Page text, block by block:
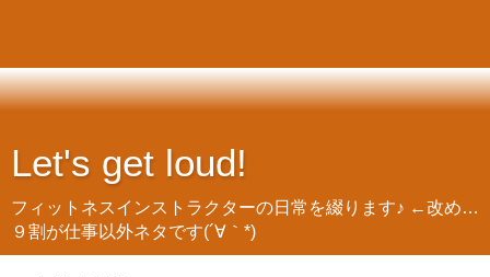
Let's get loud!
フィットネスインストラクターの日常を綴ります♪ ←改め…
９割が仕事以外ネタです(´∀｀*)